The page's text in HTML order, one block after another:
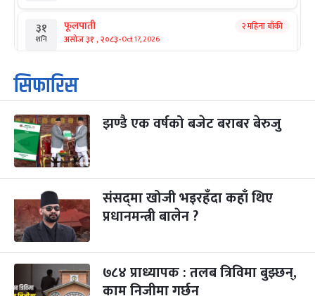
३१
शनि
फूलपाती
असोज ३१ , २०८३-Oct 17, 2026
२ महिना बाँकी
१
आइत
कार्तिक सङ्क्रान्ति
कार्तिक १, २०८३
३
मंगल
महानवमी
कार्तिक ३, २०८३
२ महिना बाँकी
४
कार्तिक ४, २०८३ Oct 21, 2026
५
बिहि
पापा‌ङ्कुशा एकादशी व्रत
कार्तिक ५, २०८३
२२
आइत
कुकुर तिहार
कार्तिक २२, २०८३-Nov 8, 2026
३ महिना बाँकी
सिफारिस
झण्डै एक वर्षको बजेट बराबर बेरुजु
संसद्‌मा खोजी भइरहँदा कहाँ थिए
प्रधानमन्त्री बालेन ?
७८४ प्राध्यापक : तलब त्रिविमा बुझ्छन्,
काम निजीमा गर्छन्